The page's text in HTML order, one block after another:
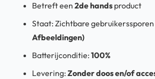
Betreft een 2de hands product
Staat: Zichtbare gebruikerssporen
Afbeeldingen)
Batterijconditie: 100%
Levering: Zonder doos en/of